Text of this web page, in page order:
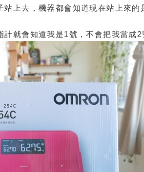
上去，機器都會知道現在站上來
就會知道我是1號，不會把我當成2